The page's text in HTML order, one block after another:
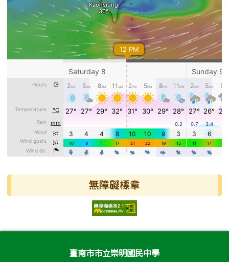
無障礙標章
頁尾區域內容臺南市市立崇明國民中學